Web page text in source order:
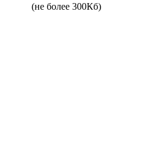
(не более 300Кб)